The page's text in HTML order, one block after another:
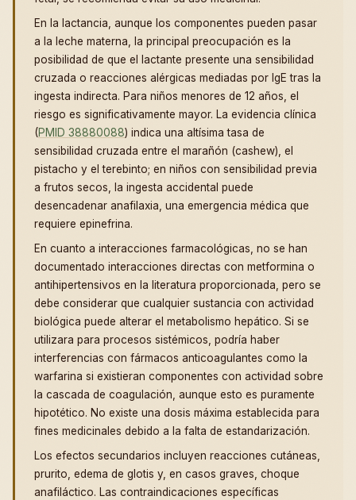
En la lactancia, aunque los componentes pueden pasar
a la leche materna, la principal preocupación es la
posibilidad de que el lactante presente una sensibilidad
cruzada o reacciones alérgicas mediadas por IgE tras la
ingesta indirecta. Para niños menores de 12 años, el
riesgo es significativamente mayor. La evidencia clínica
(PMID 38880088) indica una altísima tasa de
sensibilidad cruzada entre el marañón (cashew), el
pistacho y el terebinto; en niños con sensibilidad previa
a frutos secos, la ingesta accidental puede
desencadenar anafilaxia, una emergencia médica que
requiere epinefrina.
En cuanto a interacciones farmacológicas, no se han
documentado interacciones directas con metformina o
antihipertensivos en la literatura proporcionada, pero se
debe considerar que cualquier sustancia con actividad
biológica puede alterar el metabolismo hepático. Si se
utilizara para procesos sistémicos, podría haber
interferencias con fármacos anticoagulantes como la
warfarina si existieran componentes con actividad sobre
la cascada de coagulación, aunque esto es puramente
hipotético. No existe una dosis máxima establecida para
fines medicinales debido a la falta de estandarización.
Los efectos secundarios incluyen reacciones cutáneas,
prurito, edema de glotis y, en casos graves, choque
anafiláctico. Las contraindicaciones específicas